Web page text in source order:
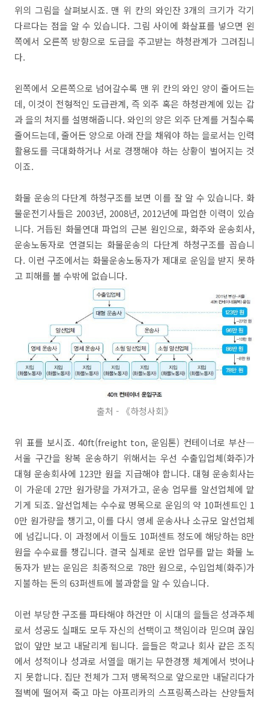
위의 그림을 살펴보시죠. 맨 위 칸의 와인잔 3개의 크기가 각기
다르다는 점을 알 수 있습니다. 그림 사이에 화살표를 넣으면 왼
쪽에서 오른쪽 방향으로 도급을 주고받는 하청관계가 그려집니
다.
왼쪽에서 오른쪽으로 넘어갈수록 맨 위 칸의 와인 양이 줄어드는
데, 이것이 전형적인 도급관계, 즉 외주 혹은 하청관계에 있는 갑
과 을의 처지를 설명해줍니다. 와인의 양은 외주 단계를 거칠수록
줄어드는데, 줄어든 양으로 아래 잔을 채워야 하는 을로서는 인력
활용도를 극대화하거나 서로 경쟁해야 하는 상황이 벌어지는 것
이죠.
화물 운송의 다단계 하청구조를 보면 이를 잘 알 수 있습니다. 화
물운전기사들은 2003년, 2008년, 2012년에 파업한 이력이 있습
니다. 거듭된 화물연대 파업의 근본 원인으로, 화주와 운송회사,
운송노동자로 연결되는 화물운송의 다단계 하청구조를 꼽습니
다. 이런 구조에서는 화물운송노동자가 제대로 운임을 받지 못하
고 피해를 볼 수밖에 없습니다.
출처 - 《하청사회》
위 표를 보시죠. 40ft(freight ton, 운임톤) 컨테이너로 부산―
서울 구간을 왕복 운송하기 위해서는 우선 수출입업체(화주)가
대형 운송회사에 123만 원을 지급해야 합니다. 대형 운송회사는
이 가운데 27만 원가량을 가져가고, 운송 업무를 알선업체에 맡
기게 되죠. 알선업체는 수수료 명목으로 운임의 약 10퍼센트인 1
0만 원가량을 챙기고, 이를 다시 영세 운송사나 소규모 알선업체
에 넘깁니다. 이 과정에서 이들도 10퍼센트 정도에 해당하는 8만
원을 수수료를 챙깁니다. 결국 실제로 운반 업무를 맡는 화물 노
동자가 받는 운임은 최종적으로 78만 원으로, 수입업체(화주)가
지불하는 돈의 63퍼센트에 불과함을 알 수 있습니다.
이런 부당한 구조를 파타해야 하건만 이 시대의 을들은 성과주체
로서 성공도 실패도 모두 자신의 선택이고 책임이라 믿으며 끊임
없이 앞만 보고 내달리게 됩니다. 을들은 학교나 회사 같은 조직
에서 성적이나 성과로 서열을 매기는 무한경쟁 체계에서 벗어나
지 못합니다. 집단 전체가 그저 맹목적으로 앞으로만 내달리다가
절벽에 떨어져 죽고 마는 아프리카의 스프링폭스라는 산양들처